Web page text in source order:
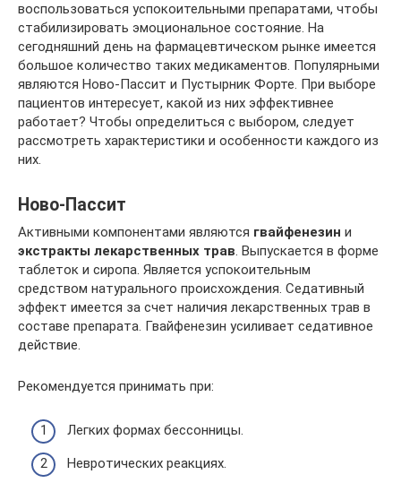
воспользоваться успокоительными препаратами, чтобы
стабилизировать эмоциональное состояние. На
сегодняшний день на фармацевтическом рынке имеется
большое количество таких медикаментов. Популярными
являются Ново-Пассит и Пустырник Форте. При выборе
пациентов интересует, какой из них эффективнее
работает? Чтобы определиться с выбором, следует
рассмотреть характеристики и особенности каждого из
них.
Ново-Пассит
Активными компонентами являются гвайфенезин и
экстракты лекарственных трав. Выпускается в форме
таблеток и сиропа. Является успокоительным
средством натурального происхождения. Седативный
эффект имеется за счет наличия лекарственных трав в
составе препарата. Гвайфенезин усиливает седативное
действие.
Рекомендуется принимать при:
Легких формах бессонницы.
Невротических реакциях.